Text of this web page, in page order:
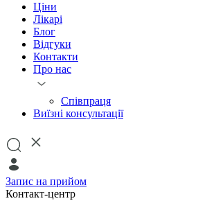
Ціни
Лікарі
Блог
Відгуки
Контакти
Про нас
Співпраця
Виїзні консультації
Запис на прийом
Контакт-центр